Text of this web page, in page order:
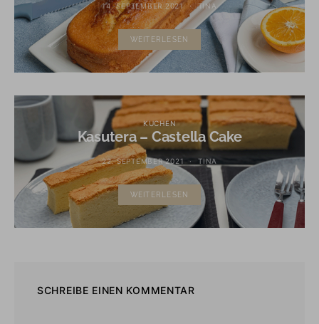
14. SEPTEMBER 2021 TINA
WEITERLESEN
KUCHEN
Kasutera – Castella Cake
22. SEPTEMBER 2021 TINA
WEITERLESEN
SCHREIBE EINEN KOMMENTAR